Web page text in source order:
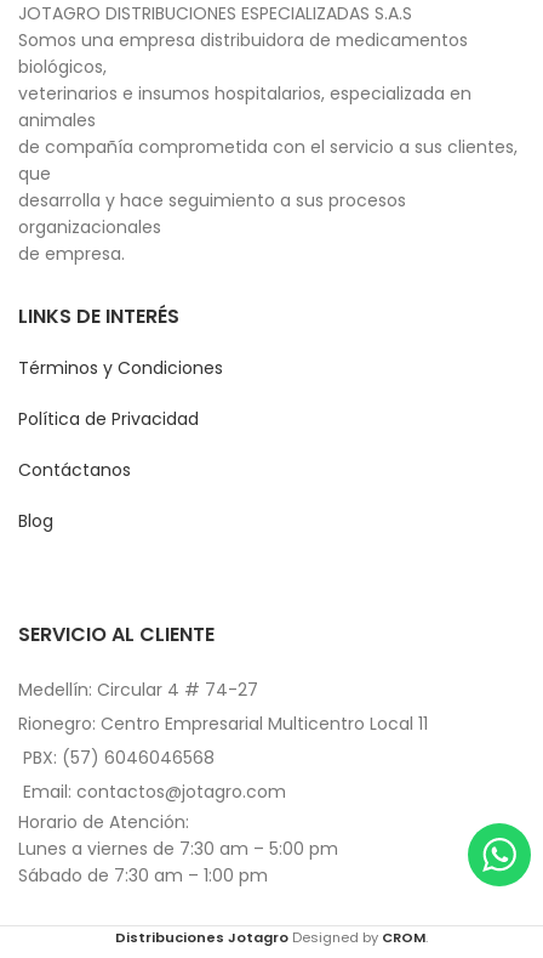
JOTAGRO DISTRIBUCIONES ESPECIALIZADAS S.A.S
Somos una empresa distribuidora de medicamentos
biológicos,
veterinarios e insumos hospitalarios, especializada en
animales
de compañía comprometida con el servicio a sus clientes,
que
desarrolla y hace seguimiento a sus procesos
organizacionales
de empresa.
LINKS DE INTERÉS
Términos y Condiciones
Política de Privacidad
Contáctanos
Blog
SERVICIO AL CLIENTE
Medellín: Circular 4 # 74-27
Rionegro: Centro Empresarial Multicentro Local 11
PBX: (57) 6046046568
Email: contactos@jotagro.com
Horario de Atención:
Lunes a viernes de 7:30 am – 5:00 pm
Sábado de 7:30 am – 1:00 pm
Distribuciones Jotagro Designed by CROM.